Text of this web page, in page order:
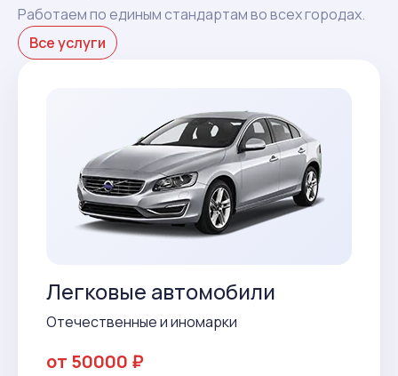
Работаем по единым стандартам во всех городах.
Все услуги
Легковые автомобили
Отечественные и иномарки
от 50000 ₽